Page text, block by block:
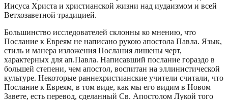
Иисуса Христа и христианской жизни над иудаизмом и всей
Ветхозаветной традицией.
Большинство исследователей склонны ко мнению, что
Послание к Евреям не написано рукою апостола Павла. Язык,
стиль и манера изложения Послания лишены черт,
характерных для ап.Павла. Написавший послание гораздо в
большей степени, чем апостол, воспитан на эллинистической
культуре. Некоторые раннехристианские учители считали, что
Послание к Евреям, в том виде, как мы его видим в Новом
Завете, есть перевод, сделанный Св. Апостолом Лукой того